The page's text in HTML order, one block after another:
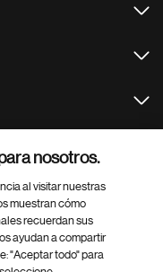
nosotros.
al visitar nuestras
muestran cómo
recuerdan sus
ayudan a compartir
"Aceptar todo" para